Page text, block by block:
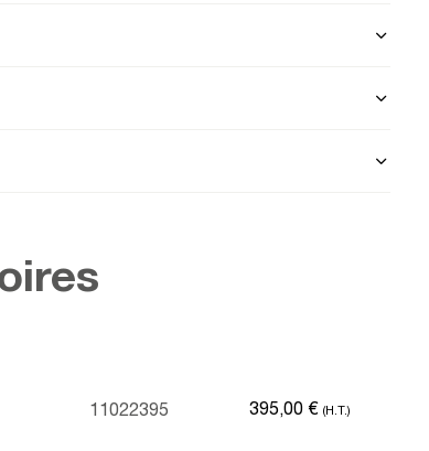
11022395 395,00 € (H.T.)